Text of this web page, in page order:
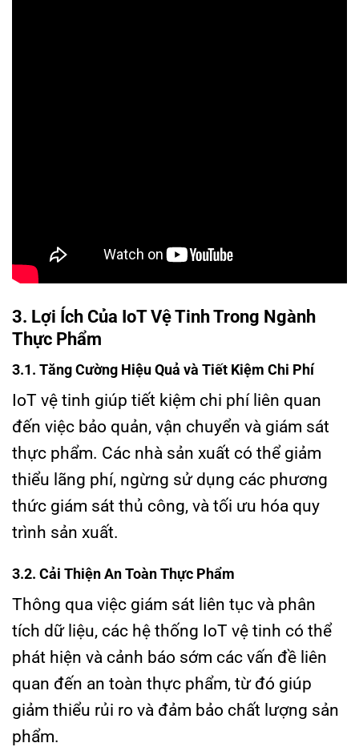
3. Lợi Ích Của IoT Vệ Tinh Trong Ngành
Thực Phẩm
3.1. Tăng Cường Hiệu Quả và Tiết Kiệm Chi Phí
IoT vệ tinh giúp tiết kiệm chi phí liên quan
đến việc bảo quản, vận chuyển và giám sát
thực phẩm. Các nhà sản xuất có thể giảm
thiểu lãng phí, ngừng sử dụng các phương
thức giám sát thủ công, và tối ưu hóa quy
trình sản xuất.
3.2. Cải Thiện An Toàn Thực Phẩm
Thông qua việc giám sát liên tục và phân
tích dữ liệu, các hệ thống IoT vệ tinh có thể
phát hiện và cảnh báo sớm các vấn đề liên
quan đến an toàn thực phẩm, từ đó giúp
giảm thiểu rủi ro và đảm bảo chất lượng sản
phẩm.